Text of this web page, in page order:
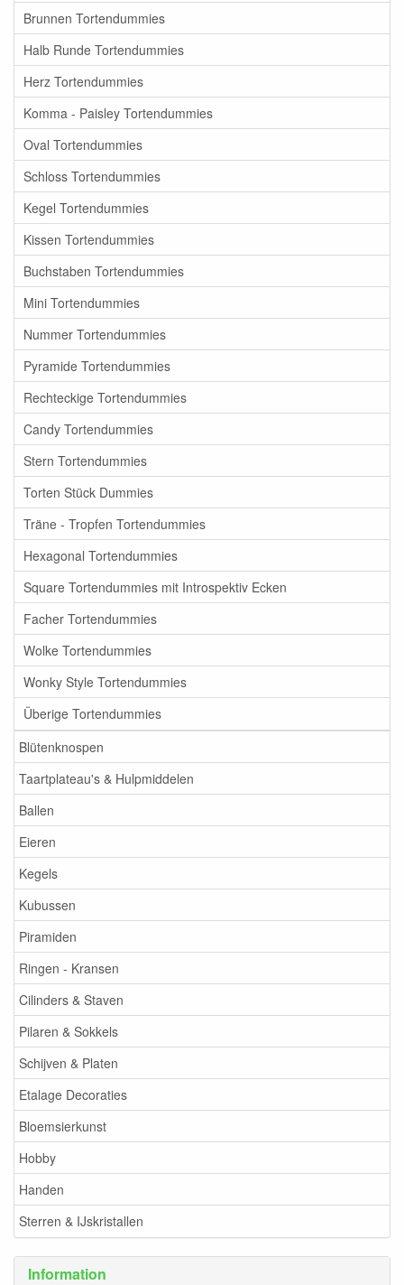
Brunnen Tortendummies
Halb Runde Tortendummies
Herz Tortendummies
Komma - Paisley Tortendummies
Oval Tortendummies
Schloss Tortendummies
Kegel Tortendummies
Kissen Tortendummies
Buchstaben Tortendummies
Mini Tortendummies
Nummer Tortendummies
Pyramide Tortendummies
Rechteckige Tortendummies
Candy Tortendummies
Stern Tortendummies
Torten Stück Dummies
Träne - Tropfen Tortendummies
Hexagonal Tortendummies
Square Tortendummies mit Introspektiv Ecken
Facher Tortendummies
Wolke Tortendummies
Wonky Style Tortendummies
Überige Tortendummies
Blütenknospen
Taartplateau's & Hulpmiddelen
Ballen
Eieren
Kegels
Kubussen
Piramiden
Ringen - Kransen
Cilinders & Staven
Pilaren & Sokkels
Schijven & Platen
Etalage Decoraties
Bloemsierkunst
Hobby
Handen
Sterren & IJskristallen
Information